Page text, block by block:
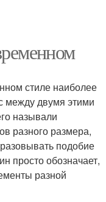
стиле наиболее
между двумя этими
называли
разного размера,
подобие
просто обозначает,
разной